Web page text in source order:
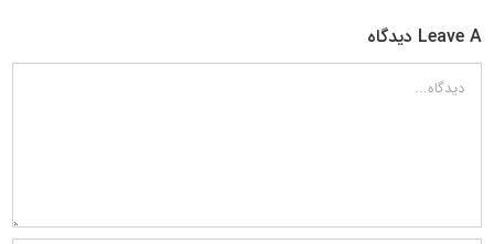
Leave A دیدگاه
دیدگاه